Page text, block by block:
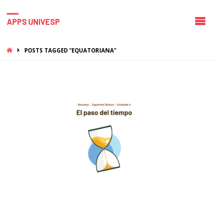
APPS UNIVESP
HOMEPOSTS TAGGED "EQUATORIANA"